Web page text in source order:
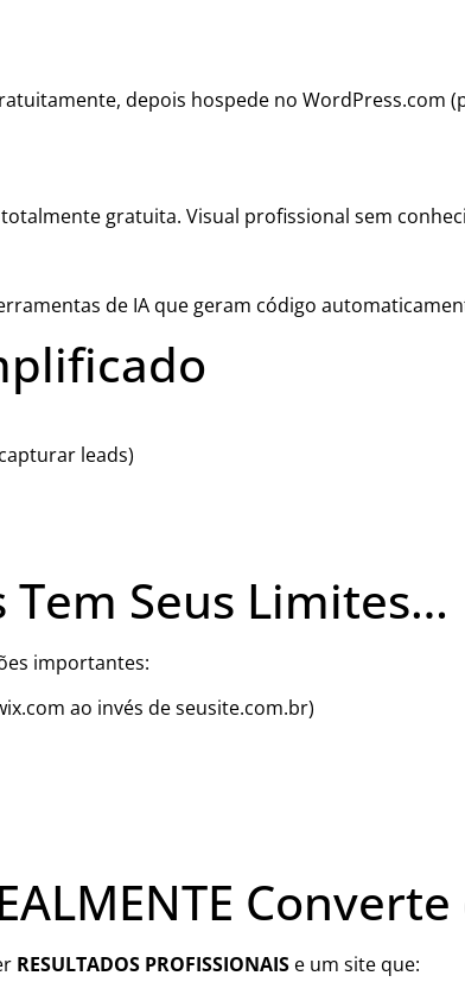
depois hospede no WordPress.com
gratuita. Visual profissional sem
de IA que geram código
leads)
Seus Limites…
importantes:
ao invés de seusite.com.br)
Converte
RESULTADOS PROFISSIONAIS e um site que: